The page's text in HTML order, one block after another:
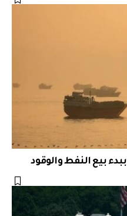
بيع النفط والوقود